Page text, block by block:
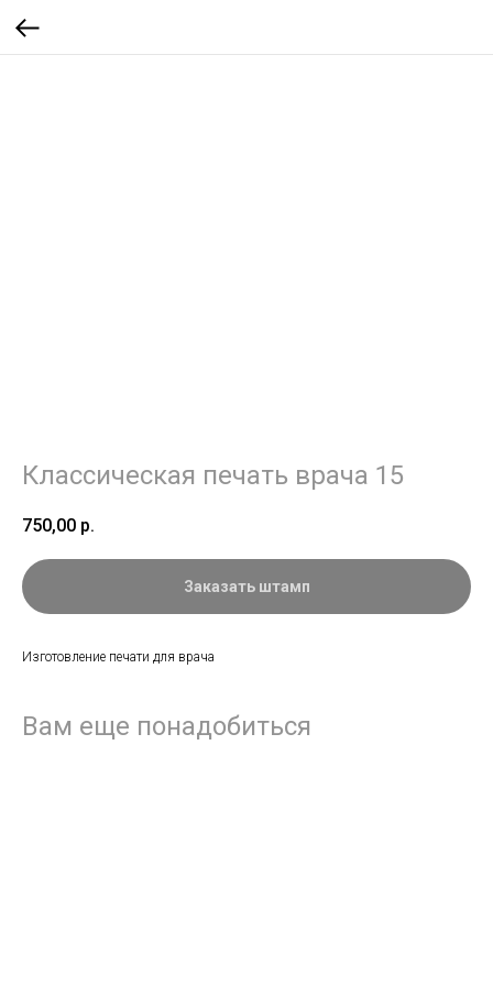
Классическая печать врача 15
750,00 р.
Заказать штамп
Изготовление печати для врача
Вам еще понадобиться